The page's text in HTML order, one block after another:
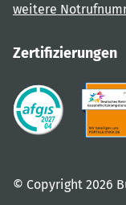
weitere
Zertifizierungen
© Copyright 2026